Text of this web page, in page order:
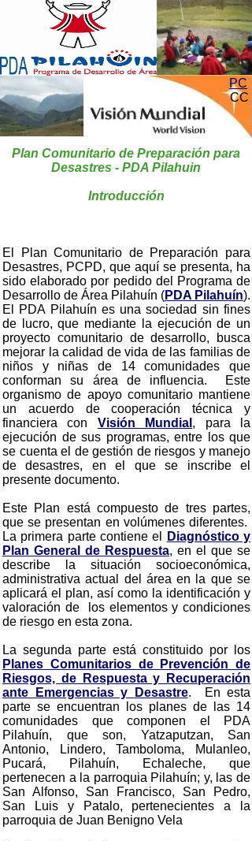
Plan Comunitario de Preparación para
Desastres - PDA Pilahuin
Introducción
PC
El Plan Comunitario de Preparación para
Desastres, PCPD, que aquí se presenta, ha
sido elaborado por pedido del Programa de
Desarrollo de Área Pilahuín (PDA Pilahuín).
El PDA Pilahuín es una sociedad sin fines
de lucro, que mediante la ejecución de un
proyecto comunitario de desarrollo, busca
mejorar la calidad de vida de las familias de
niños y niñas de 14 comunidades que
conforman su área de influencia. Este
organismo de apoyo comunitario mantiene
un acuerdo de cooperación técnica y
financiera con Visión Mundial , para la
ejecución de sus programas, entre los que
se cuenta el de gestión de riesgos y manejo
de desastres, en el que se inscribe el
presente documento.
Este Plan está compuesto de tres partes,
que se presentan en volúmenes diferentes.
La primera parte contiene el
Diagnóstico y
Plan General de Respuesta, en el que se
describe la situación socioeconómica,
administrativa actual del área en la que se
aplicará el plan, así como la identificación y
valoración de los elementos y condiciones
de riesgo en esta zona.
La segunda parte está constituido por los
Planes Comunitarios de Prevención de
Riesgos, de Respuesta y Recuperación
ante Emergencias y Desastre. En esta
parte se encuentran los planes de las 14
comunidades que componen el PDA
Pilahuín, que son, Yatzaputzan, San
Antonio, Lindero, Tamboloma, Mulanleo,
Pucará, Pilahuín, Echaleche, que
pertenecen a la parroquia Pilahuín; y, las de
San Alfonso, San Francisco, San Pedro,
San Luis y Patalo, pertenecientes a la
parroquia de Juan Benigno Vela
CC